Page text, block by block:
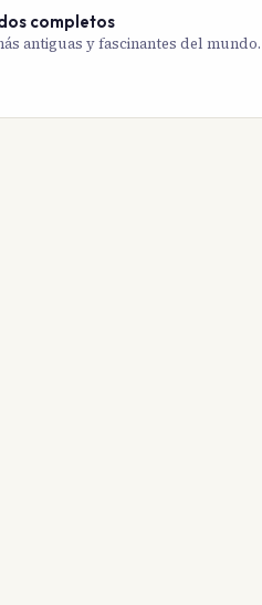
completos
antiguas y fascinantes del